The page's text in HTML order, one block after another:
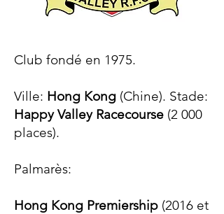
Club fondé en 1975.
Ville: Hong Kong (Chine). Stade:
Happy Valley Racecourse (2 000
places).
Palmarès:​
Hong Kong Premiership (2016 et